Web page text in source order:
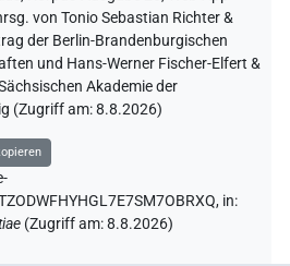
von Tonio Sebastian Richter &
der Berlin-Brandenburgischen
und Hans-Werner Fischer-Elfert &
Akademie der
(Zugriff am:8.8.2026)
in:
(Zugriff am:8.8.2026)